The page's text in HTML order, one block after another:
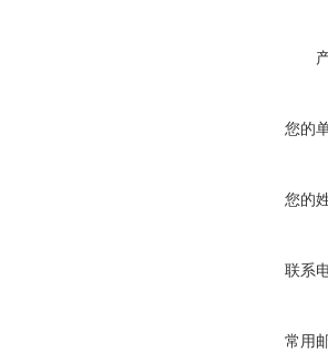
您的
您的
联系
常用